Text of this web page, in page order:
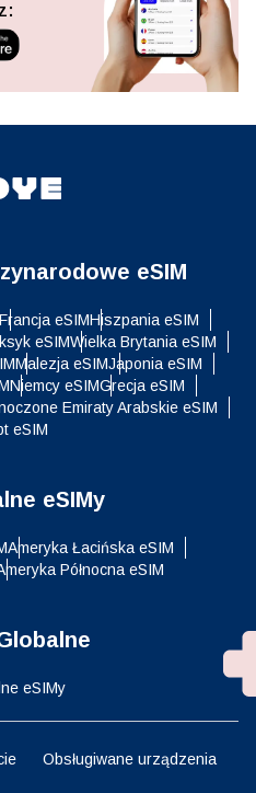
eSIM
Francja eSIMHiszpania eSIM
eSIMWielka Brytania eSIM
Malezja eSIMJaponia eSIM
Niemcy eSIMGrecja eSIM
Emiraty Arabskie eSIM
eSIM
eSIMy
Ameryka Łacińska eSIM
Północna eSIM
eSIMy
Obsługiwane urządzenia